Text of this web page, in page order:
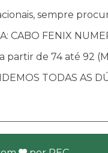
sempre
CABO FENIX
de 74 até 92
TODAS AS